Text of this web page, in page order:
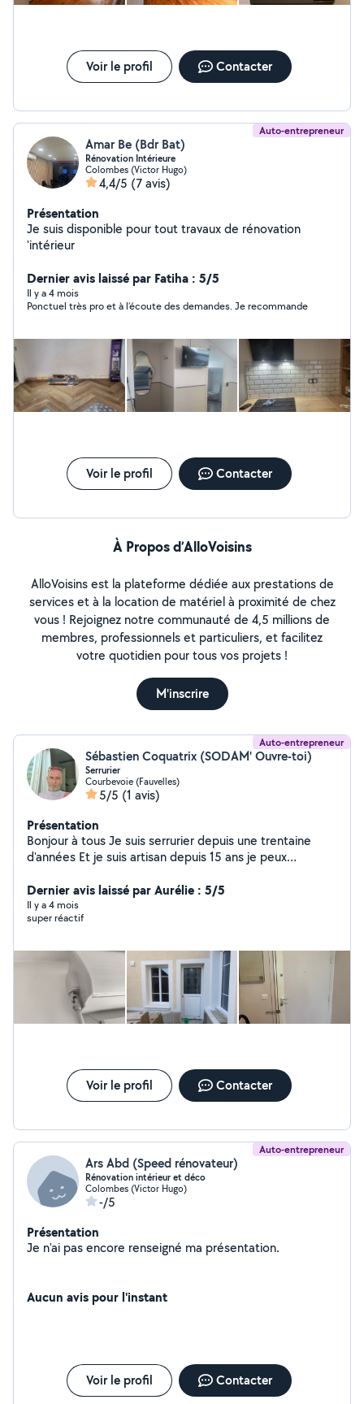
avec souci du détail Respect des délais et des budgets
annoncés Relation de confiance et accompagnement
personnalisé Contactez-moi dès aujourd'hui pour
Voir le profil Contacter
Auto-entrepreneur
Amar Be (Bdr Bat)
Rénovation Intérieure
Colombes (Victor Hugo)
4,4/5 (7 avis)
Présentation
Je suis disponible pour tout travaux de rénovation
'intérieur
Dernier avis laissé par Fatiha : 5/5
Il y a 4 mois
Ponctuel très pro et à l’écoute des demandes. Je recommande
Voir le profil Contacter
À Propos d’AlloVoisins
AlloVoisins est la plateforme dédiée aux prestations de
services et à la location de matériel à proximité de chez
vous ! Rejoignez notre communauté de 4,5 millions de
membres, professionnels et particuliers, et facilitez
votre quotidien pour tous vos projets !
M'inscrire
Auto-entrepreneur
Sébastien Coquatrix (SODAM' Ouvre-toi)
Serrurier
Courbevoie (Fauvelles)
5/5 (1 avis)
Présentation
Bonjour à tous Je suis serrurier depuis une trentaine
d'années Et je suis artisan depuis 15 ans je peux
clôture portail porte de garage Fourniture et installation
de menuiserie PVC aluminium Store intérieur et
extérieur Je possède le matériel adéquat pour
Sodam ouvre-toi
Dernier avis laissé par Aurélie : 5/5
Il y a 4 mois
super réactif
Voir le profil Contacter
Auto-entrepreneur
Ars Abd (Speed rénovateur)
Rénovation intérieur et déco
Colombes (Victor Hugo)
-/5
Présentation
Je n'ai pas encore renseigné ma présentation.
Aucun avis pour l'instant
Voir le profil Contacter